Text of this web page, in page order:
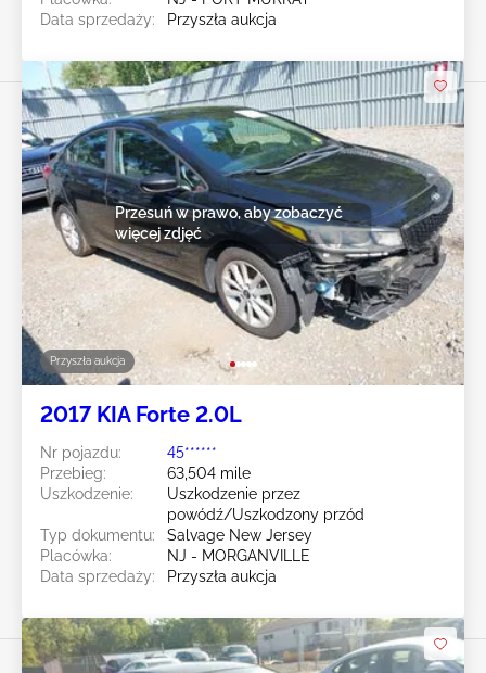
Data sprzedaży:
Przyszła aukcja
Przyszła aukcja
Przesuń w prawo, aby zobaczyć
więcej zdjęć
2017 KIA Forte 2.0L
Nr pojazdu:
45******
Przebieg:
63,504 mile
Uszkodzenie:
Uszkodzenie przez
powódź/Uszkodzony przód
Typ dokumentu:
Salvage New Jersey
Placówka:
NJ - MORGANVILLE
Data sprzedaży:
Przyszła aukcja